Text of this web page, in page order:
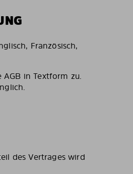
Französisch,
in Textform zu.
des Vertrages wird